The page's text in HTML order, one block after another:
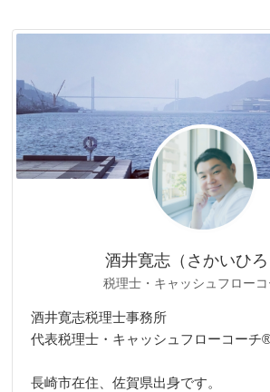
リ
酒井寛志（さかいひろ
税理士・キャッシュフロー
酒井寛志税理士事務所
代表税理士・キャッシュフローコーチ
長崎市在住、佐賀県出身です。